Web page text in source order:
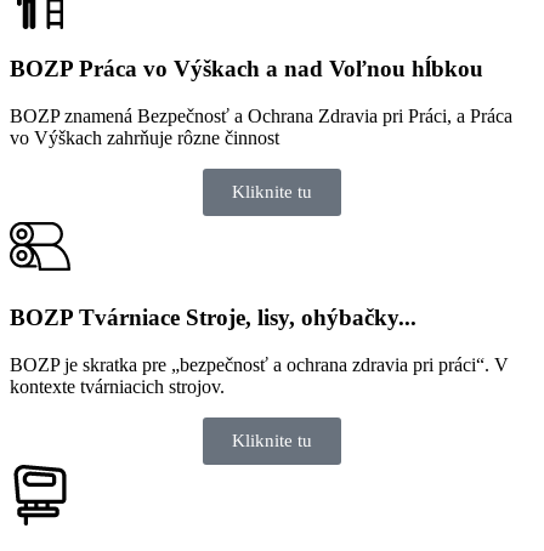
BOZP Práca vo Výškach a nad Voľnou hĺbkou​
BOZP znamená Bezpečnosť a Ochrana Zdravia pri Práci, a Práca
vo Výškach zahrňuje rôzne činnost
Kliknite tu
BOZP Tvárniace Stroje​, lisy, ohýbačky...
BOZP je skratka pre „bezpečnosť a ochrana zdravia pri práci“. V
kontexte tvárniacich strojov.
Kliknite tu